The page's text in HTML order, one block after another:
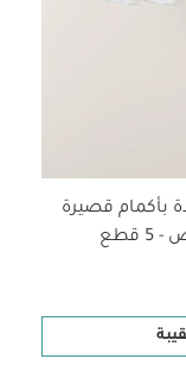
بأكمام قصيرة